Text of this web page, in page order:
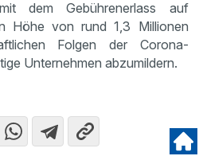
dem Gebührenerlass auf
Höhe von rund 1,3 Millionen
Folgen der Corona-
Unternehmen abzumildern.